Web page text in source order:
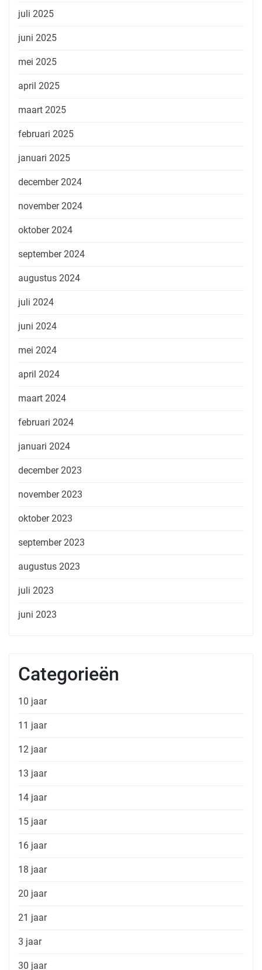
juli 2025
juni 2025
mei 2025
april 2025
maart 2025
februari 2025
januari 2025
december 2024
november 2024
oktober 2024
september 2024
augustus 2024
juli 2024
juni 2024
mei 2024
april 2024
maart 2024
februari 2024
januari 2024
december 2023
november 2023
oktober 2023
september 2023
augustus 2023
juli 2023
juni 2023
Categorieën
10 jaar
11 jaar
12 jaar
13 jaar
14 jaar
15 jaar
16 jaar
18 jaar
20 jaar
21 jaar
3 jaar
30 jaar